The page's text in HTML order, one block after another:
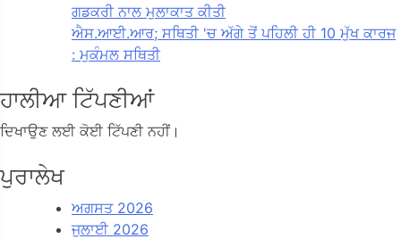
ਗਡਕਰੀ ਨਾਲ ਮੁਲਾਕਾਤ ਕੀਤੀ
ਐਸ.ਆਈ.ਆਰ; ਸਥਿਤੀ 'ਚ ਅੱਗੇ ਤੋਂ ਪਹਿਲੀ ਹੀ 10 ਮੁੱਖ ਕਾਰਜ
: ਮੁਕੰਮਲ ਸਥਿਤੀ
ਹਾਲੀਆ ਟਿੱਪਣੀਆਂ
ਦਿਖਾਉਣ ਲਈ ਕੋਈ ਟਿੱਪਣੀ ਨਹੀਂ।
ਪੁਰਾਲੇਖ
ਅਗਸਤ 2026
ਜੁਲਾਈ 2026